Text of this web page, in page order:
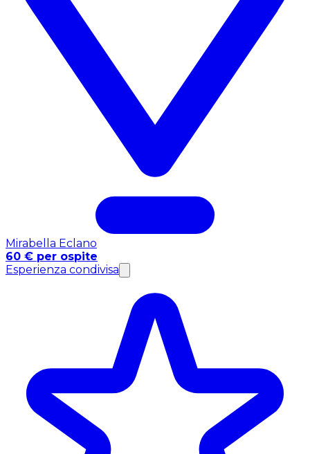
Mirabella Eclano
60 € per ospite
Esperienza condivisa